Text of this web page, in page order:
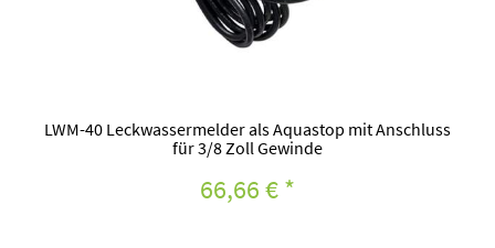
LWM-40 Leckwassermelder als Aquastop mit Anschluss
für 3/8 Zoll Gewinde
66,66 €*